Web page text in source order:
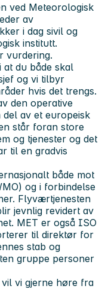
ved Meteorologisk
av
i dag sivil og
institutt.
vurdering.
du både skal
og vi tilbyr
hvis det trengs.
den operative
del av et europeisk
står foran store
og tjenester og det
til en gradvis
både mot
og i forbindelse
Flyværtjenesten
jevnlig revidert av
MET er også ISO
til direktør for
stab og
gruppe personer
vi gjerne høre fra